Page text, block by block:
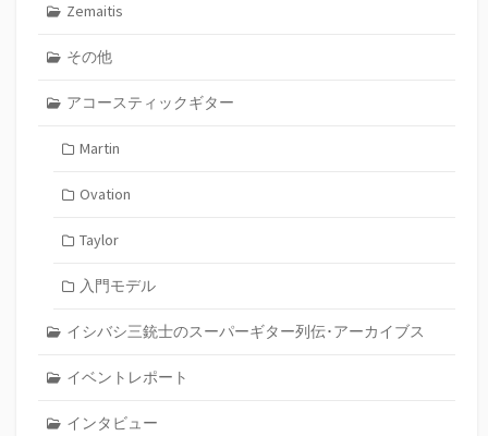
Zemaitis
その他
アコースティックギター
Martin
Ovation
Taylor
入門モデル
イシバシ三銃士のスーパーギター列伝･アーカイブス
イベントレポート
インタビュー